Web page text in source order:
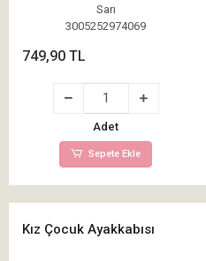
Sarı
3005252974069
749,90 TL
Adet
Sepete Ekle
Kız Çocuk Ayakkabısı